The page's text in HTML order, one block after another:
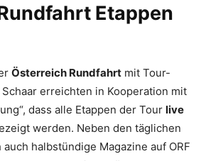
Etappen
Österreich Rundfahrt mit Tour-
erreichten in Kooperation mit
dass alle Etappen der Tour live
werden. Neben den täglichen
halbstündige Magazine auf ORF